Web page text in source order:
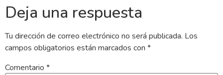
Deja una respuesta
Tu dirección de correo electrónico no será publicada. Los
campos obligatorios están marcados con *
Comentario *